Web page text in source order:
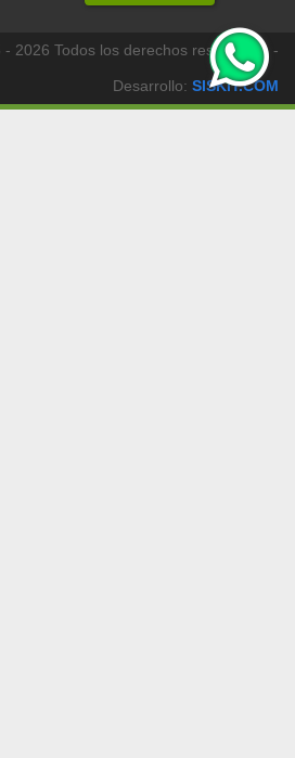
2026 Todos los derechos reservados -
Desarrollo: SISKIT.COM